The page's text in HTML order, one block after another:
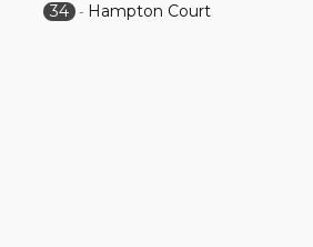
34 - Hampton Court